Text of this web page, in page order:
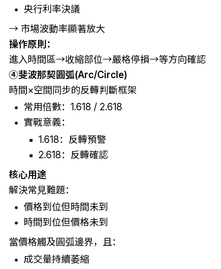
央行利率決議
→ 市場波動率顯著放大
操作原則：
進入時間區→收縮部位→嚴格停損→等方向確認
④斐波那契圓弧(Arc/Circle)
時間×空間同步的反轉判斷框架
常用倍數：1.618 / 2.618
實戰意義：
1.618：反轉預警
2.618：反轉確認
核心用途
解決常見難題：
價格到位但時間未到
時間到位但價格未到
當價格觸及圓弧邊界，且：
成交量持續萎縮